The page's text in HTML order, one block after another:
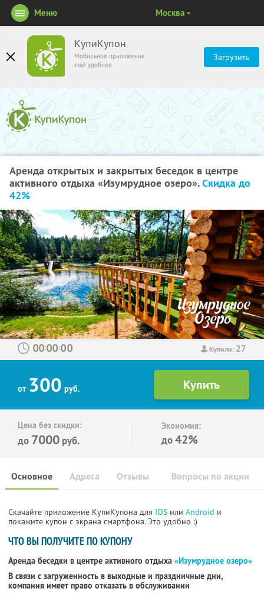
КупиКупон
Мобильное приложение
ещё удобнее
Загрузить
Меню Москва
Аренда открытых и закрытых беседок в центре
активного отдыха «Изумрудное озеро».Скидка до
42%
Купили: 27
: :
от 300 руб.
Цена без скидки:
до 7000 руб.
Экономия:
до42%
Основное Отзывы Вопросы по акции
Адреса
Скачайте приложение КупиКупона для IOS или Android и
покажите купон с экрана смартфона. Это удобно :)
ЧТО ВЫ ПОЛУЧИТЕ ПО КУПОНУ
Аренда беседки в центре активного отдыха «Изумрудное озеро»
В связи с загруженность в выходные и праздничные дни,
компания имеет право отказать в обслуживании